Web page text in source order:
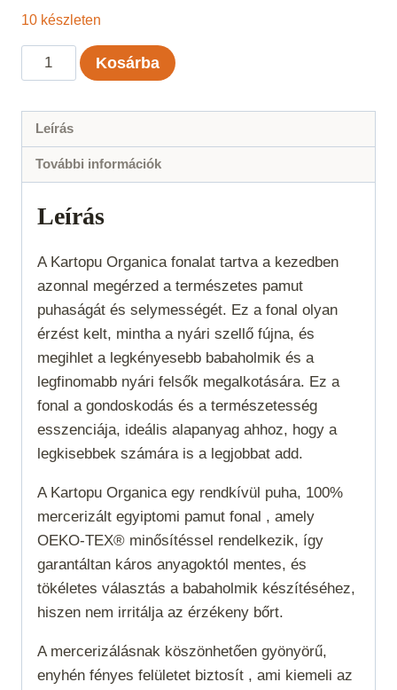
10 készleten
Kartopu
Organica
Bordó
105
Kosárba
Leírás
További információk
Leírás
A Kartopu Organica fonalat tartva a kezedben
azonnal megérzed a természetes pamut
puhaságát és selymességét. Ez a fonal olyan
érzést kelt, mintha a nyári szellő fújna, és
megihlet a legkényesebb babaholmik és a
legfinomabb nyári felsők megalkotására. Ez a
fonal a gondoskodás és a természetesség
esszenciája, ideális alapanyag ahhoz, hogy a
legkisebbek számára is a legjobbat add.
A Kartopu Organica egy rendkívül puha, 100%
mercerizált egyiptomi pamut fonal , amely
OEKO-TEX® minősítéssel rendelkezik, így
garantáltan káros anyagoktól mentes, és
tökéletes választás a babaholmik készítéséhez,
hiszen nem irritálja az érzékeny bőrt.
A mercerizálásnak köszönhetően gyönyörű,
enyhén fényes felületet biztosít , ami kiemeli az